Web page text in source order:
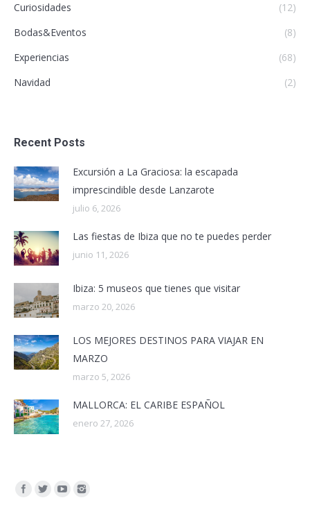
Curiosidades
(12)
Bodas&Eventos
(8)
Experiencias
(68)
Navidad
(2)
Recent Posts
Excursión a La Graciosa: la escapada
imprescindible desde Lanzarote
julio 6, 2026
Las fiestas de Ibiza que no te puedes perder
junio 11, 2026
Ibiza: 5 museos que tienes que visitar
marzo 20, 2026
LOS MEJORES DESTINOS PARA VIAJAR EN
MARZO
marzo 5, 2026
MALLORCA: EL CARIBE ESPAÑOL
enero 27, 2026
Encuéntranos en: